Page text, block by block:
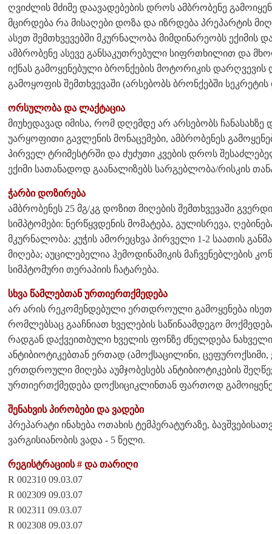
ღვიძლის მძიმე დაავადებების დროს ამბრობენე
მცირდება რა მისაღები დოზა და იზრდება პრეპარტის
ასეთ შემთხვევებში მკურნალობა მიმდინარეობს ექიმის
ამბრობენე ასევე განსაკუთრებული სიფრთხილით და
იქნას გამოყენებული ბრონქების მოტორიკის
გამოყოფის შემთხვევაში (არსებობს ბრონქებში
ორსულობა და ლაქტაცია
მიუხედავად იმისა, რომ დღემდე არ არსებობს
უარყოფითი გავლენის მონაცემები, ამბრობენეს
პირველ ტრიმესტრში და ძუძუთი კვების დროს
ექიმი სათანადოდ გაანალიზებს სარგებლობა/რისკის
ჭარბი დოზირება
ამბრობენეს 25 მგ/კგ დოზით მიღების შემთხვევაში
სიმპტომები: ნერწყვდენის მომატება, გულისრევა,
მკურნალობა: კუჭის ამორეცხვა პირველი 1-2 საათის
მიღება; აუცილებელია ჰემოდინამიკის მაჩვენებლების
სიმპტომური თერაპიის ჩატარება.
სხვა წამლებთან ურთიერთქმედება
არ არის რეკომენდებული ერთდროული გამოყენება
რომლებსაც გააჩნიათ ხველების საწინაამდეგო
რადგან დაქვეითბული ხველის ფონზე ძნელდება
ანტიბიოტიკებთან ერთად (ამოქსაცილინი,
ერთდროული მიღება აუმჯობესებს ანტიბიოტიკების
ურთიერთქმედება დოქსიციკლინთან ფართოდ
შენახვის პირობები და ვადები
პრეპარატი ინახება ოთახის ტემპერატურაზე,
ვარგისიანობის ვადა - 5 წელი.
რეგისტრაციის # და თარიღი
R 002310 09.03.07
R 002309 09.03.07
R 002311 09.03.07
R 002308 09.03.07